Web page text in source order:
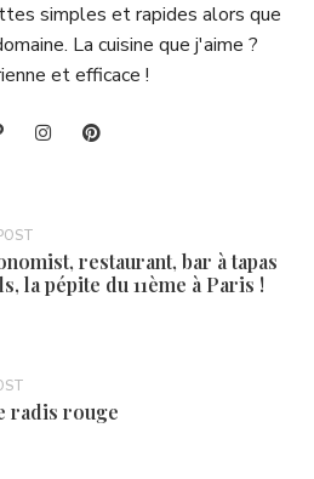
simples et rapides alors que
La cuisine que j'aime ?
et efficace !
restaurant, bar à tapas
la pépite du 11ème à Paris !
radis rouge